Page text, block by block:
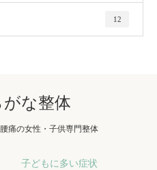
12
な整体
痛の女性・子供専門整体
子どもに多い症状